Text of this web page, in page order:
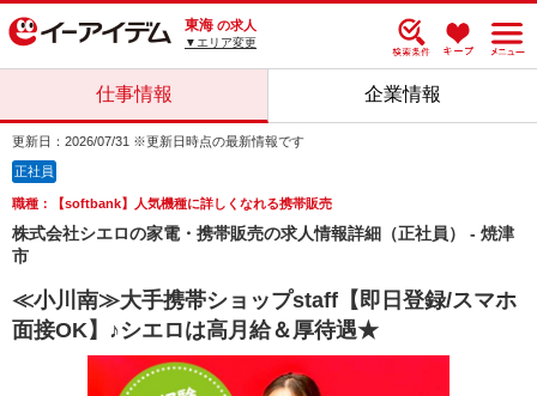
東海 の求人
▼エリア変更
仕事情報 企業情報
更新日：2026/07/31 ※更新日時点の最新情報です
正社員
職種：【softbank】人気機種に詳しくなれる携帯販売
株式会社シエロの家電・携帯販売の求人情報詳細（正社員） - 焼津
市
≪小川南≫大手携帯ショップstaff【即日登録/スマホ
面接OK】♪シエロは高月給＆厚待遇★